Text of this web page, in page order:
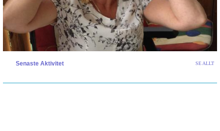
Senaste Aktivitet SE ALLT